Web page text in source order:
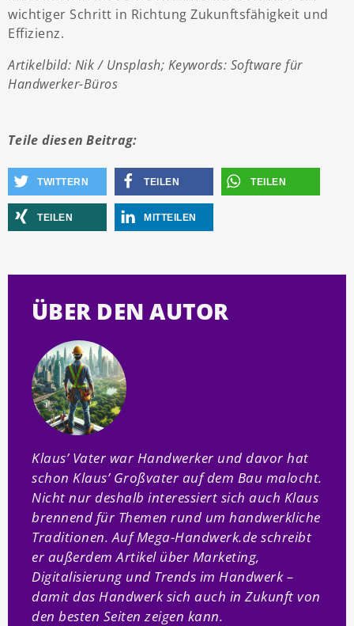
wichtiger Schritt in Richtung Zukunftsfähigkeit und
Effizienz.
Artikelbild: Nik / Unsplash; Keywords: Software für
Handwerker-Büros
Teile diesen Beitrag:
TWITTERN TEILEN TEILEN
TEILEN MITTEILEN
ÜBER DEN AUTOR
Klaus’ Vater war Handwerker und davor hat
schon Klaus’ Großvater auf dem Bau malocht.
Nicht nur deshalb interessiert sich auch Klaus
brennend für Themen rund um handwerkliche
Traditionen. Auf Mega-Handwerk.de schreibt
er außerdem Artikel über Marketing,
Digitalisierung und Trends im Handwerk –
damit das Handwerk sich auch in Zukunft von
den besten Seiten zeigen kann.